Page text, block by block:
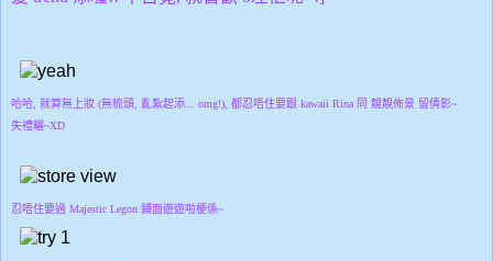
哈哈, 就算無上妝 (無梳頭, 亂紮起添... omg!), 都忍唔住要跟 kawaii Rina 同 靚靚佈景 留倩影~
失禮曬~XD
忍唔住要過 Majestic Legon 鋪面遊遊啦梗係~